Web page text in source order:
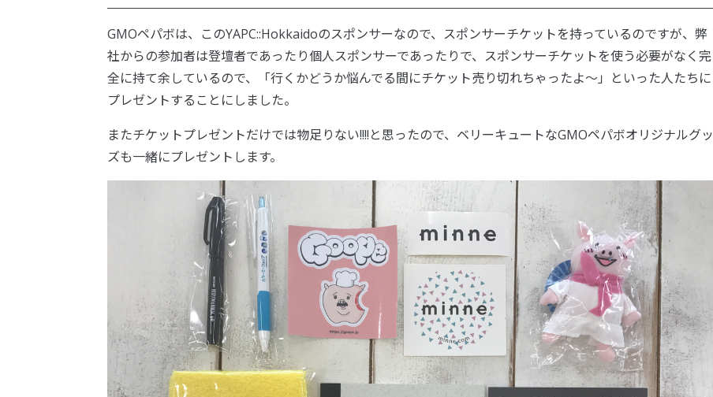
GMOペパボは、このYAPC::Hokkaidoのスポンサーなので、スポンサーチケットを持っているのですが、弊
社からの参加者は登壇者であったり個人スポンサーであったりで、スポンサーチケットを使う必要がなく完
全に持て余しているので、「行くかどうか悩んでる間にチケット売り切れちゃったよ〜」といった人たちに
プレゼントすることにしました。
またチケットプレゼントだけでは物足りない!!!!と思ったので、ベリーキュートなGMOペパボオリジナルグッ
ズも一緒にプレゼントします。